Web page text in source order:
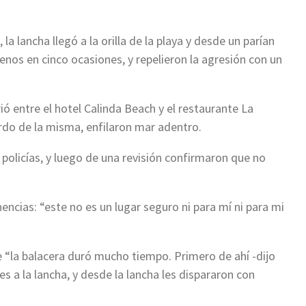
lancha llegó a la orilla de la playa y desde un parían
en cinco ocasiones, y repelieron la agresión con un
entre el hotel Calinda Beach y el restaurante La
de la misma, enfilaron mar adentro.
y luego de una revisión confirmaron que no
“este no es un lugar seguro ni para mí ni para mi
balacera duró mucho tiempo. Primero de ahí -dijo
a la lancha, y desde la lancha les dispararon con